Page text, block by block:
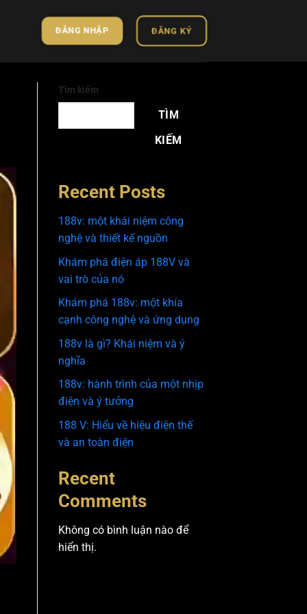
ĐĂNG NHẬP ĐĂNG KÝ
Tìm kiếm
TÌM
KIẾM
Recent Posts
188v: một khái niệm công
nghệ và thiết kế nguồn
Khám phá điện áp 188V và
vai trò của nó
Khám phá 188v: một khía
cạnh công nghệ và ứng dụng
188v là gì? Khái niệm và ý
nghĩa
188v: hành trình của một nhịp
điện và ý tưởng
188 V: Hiểu về hiệu điện thế
và an toàn điện
Recent
Comments
Không có bình luận nào để
hiển thị.